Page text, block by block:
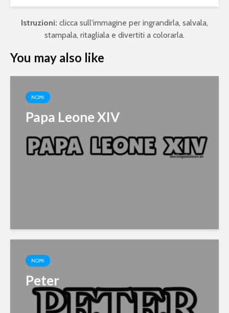
Istruzioni: clicca sull'immagine per ingrandirla, salvala,
stampala, ritagliala e divertiti a colorarla.
You may also like
NOMI
Papa Leone XIV
NOMI
Peter